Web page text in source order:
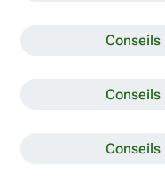
Conseils
Conseils
Conseils